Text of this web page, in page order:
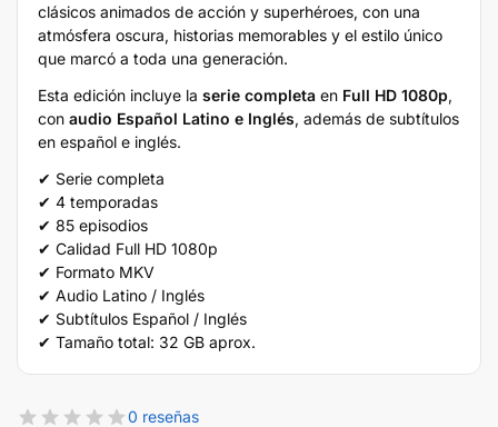
clásicos animados de acción y superhéroes, con una
atmósfera oscura, historias memorables y el estilo único
que marcó a toda una generación.
Esta edición incluye la serie completa en Full HD 1080p,
con audio Español Latino e Inglés, además de subtítulos
en español e inglés.
✔ Serie completa
✔ 4 temporadas
✔ 85 episodios
✔ Calidad Full HD 1080p
✔ Formato MKV
✔ Audio Latino / Inglés
✔ Subtítulos Español / Inglés
✔ Tamaño total: 32 GB aprox.
0 reseñas